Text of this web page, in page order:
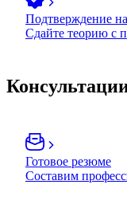
Подтверждение
Сдайте теорию с
Готовое резюме
Составим